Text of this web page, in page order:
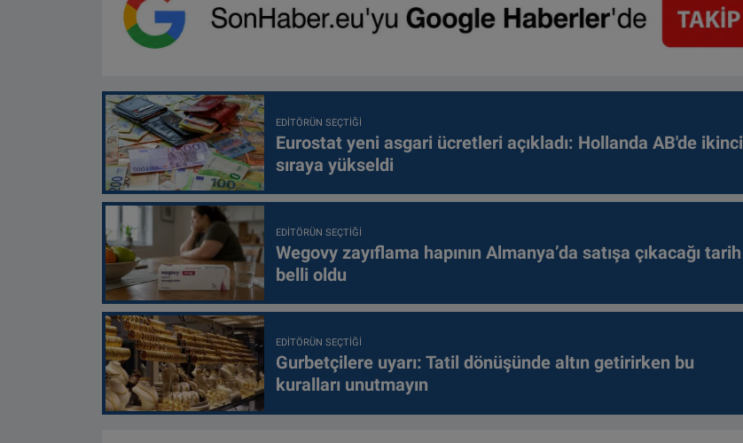
EDITÖRÜN SEÇTIĞI
Eurostat yeni asgari ücretleri açıkladı: Hollanda AB'de ikinci
sıraya yükseldi
EDITÖRÜN SEÇTIĞI
Wegovy zayıflama hapının Almanya’da satışa çıkacağı tarih
belli oldu
EDITÖRÜN SEÇTIĞI
Gurbetçilere uyarı: Tatil dönüşünde altın getirirken bu
kuralları unutmayın